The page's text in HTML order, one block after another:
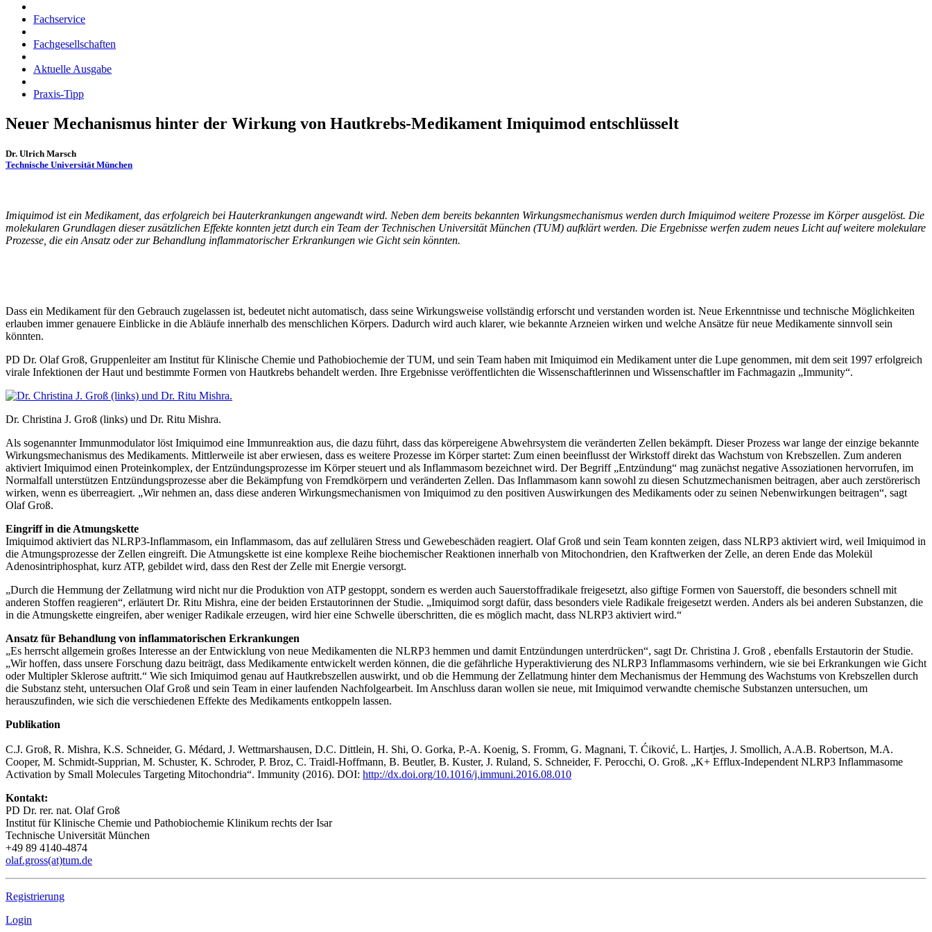
Fachservice
Fachgesellschaften
Aktuelle Ausgabe
Praxis-Tipp
Neuer Mechanismus hinter der Wirkung von Hautkrebs-Medikament Imiquimod entschlüsselt
Dr. Ulrich Marsch
Technische Universität München
Imiquimod ist ein Medikament, das erfolgreich bei Hauterkrankungen angewandt wird. Neben dem bereits bekannten Wirkungsmechanismus werden durch Imiquimod weitere Prozesse im Körper ausgelöst. Die
molekularen Grundlagen dieser zusätzlichen Effekte konnten jetzt durch ein Team der Technischen Universität München (TUM) aufklärt werden. Die Ergebnisse werfen zudem neues Licht auf weitere molekulare
Prozesse, die ein Ansatz oder zur Behandlung inflammatorischer Erkrankungen wie Gicht sein könnten.
Dass ein Medikament für den Gebrauch zugelassen ist, bedeutet nicht automatisch, dass seine Wirkungsweise vollständig erforscht und verstanden worden ist. Neue Erkenntnisse und technische Möglichkeiten
erlauben immer genauere Einblicke in die Abläufe innerhalb des menschlichen Körpers. Dadurch wird auch klarer, wie bekannte Arzneien wirken und welche Ansätze für neue Medikamente sinnvoll sein
könnten.
PD Dr. Olaf Groß, Gruppenleiter am Institut für Klinische Chemie und Pathobiochemie der TUM, und sein Team haben mit Imiquimod ein Medikament unter die Lupe genommen, mit dem seit 1997 erfolgreich
virale Infektionen der Haut und bestimmte Formen von Hautkrebs behandelt werden. Ihre Ergebnisse veröffentlichten die Wissenschaftlerinnen und Wissenschaftler im Fachmagazin „Immunity“.
Dr. Christina J. Groß (links) und Dr. Ritu Mishra.
Als sogenannter Immunmodulator löst Imiquimod eine Immunreaktion aus, die dazu führt, dass das körpereigene Abwehrsystem die veränderten Zellen bekämpft. Dieser Prozess war lange der einzige bekannte
Wirkungsmechanismus des Medikaments. Mittlerweile ist aber erwiesen, dass es weitere Prozesse im Körper startet: Zum einen beeinflusst der Wirkstoff direkt das Wachstum von Krebszellen. Zum anderen
aktiviert Imiquimod einen Proteinkomplex, der Entzündungsprozesse im Körper steuert und als Inflammasom bezeichnet wird. Der Begriff „Entzündung“ mag zunächst negative Assoziationen hervorrufen, im
Normalfall unterstützen Entzündungsprozesse aber die Bekämpfung von Fremdkörpern und veränderten Zellen. Das Inflammasom kann sowohl zu diesen Schutzmechanismen beitragen, aber auch zerstörerisch
wirken, wenn es überreagiert. „Wir nehmen an, dass diese anderen Wirkungsmechanismen von Imiquimod zu den positiven Auswirkungen des Medikaments oder zu seinen Nebenwirkungen beitragen“, sagt
Olaf Groß.
Eingriff in die Atmungskette
Imiquimod aktiviert das NLRP3-Inflammasom, ein Inflammasom, das auf zellulären Stress und Gewebeschäden reagiert. Olaf Groß und sein Team konnten zeigen, dass NLRP3 aktiviert wird, weil Imiquimod in
die Atmungsprozesse der Zellen eingreift. Die Atmungskette ist eine komplexe Reihe biochemischer Reaktionen innerhalb von Mitochondrien, den Kraftwerken der Zelle, an deren Ende das Molekül
Adenosintriphosphat, kurz ATP, gebildet wird, dass den Rest der Zelle mit Energie versorgt.
„Durch die Hemmung der Zellatmung wird nicht nur die Produktion von ATP gestoppt, sondern es werden auch Sauerstoffradikale freigesetzt, also giftige Formen von Sauerstoff, die besonders schnell mit
anderen Stoffen reagieren“, erläutert Dr. Ritu Mishra, eine der beiden Erstautorinnen der Studie. „Imiquimod sorgt dafür, dass besonders viele Radikale freigesetzt werden. Anders als bei anderen Substanzen, die
in die Atmungskette eingreifen, aber weniger Radikale erzeugen, wird hier eine Schwelle überschritten, die es möglich macht, dass NLRP3 aktiviert wird.“
Ansatz für Behandlung von inflammatorischen Erkrankungen
„Es herrscht allgemein großes Interesse an der Entwicklung von neue Medikamenten die NLRP3 hemmen und damit Entzündungen unterdrücken“, sagt Dr. Christina J. Groß , ebenfalls Erstautorin der Studie.
„Wir hoffen, dass unsere Forschung dazu beiträgt, dass Medikamente entwickelt werden können, die die gefährliche Hyperaktivierung des NLRP3 Inflammasoms verhindern, wie sie bei Erkrankungen wie Gicht
oder Multipler Sklerose auftritt.“ Wie sich Imiquimod genau auf Hautkrebszellen auswirkt, und ob die Hemmung der Zellatmung hinter dem Mechanismus der Hemmung des Wachstums von Krebszellen durch
die Substanz steht, untersuchen Olaf Groß und sein Team in einer laufenden Nachfolgearbeit. Im Anschluss daran wollen sie neue, mit Imiquimod verwandte chemische Substanzen untersuchen, um
herauszufinden, wie sich die verschiedenen Effekte des Medikaments entkoppeln lassen.
Publikation
C.J. Groß, R. Mishra, K.S. Schneider, G. Médard, J. Wettmarshausen, D.C. Dittlein, H. Shi, O. Gorka, P.-A. Koenig, S. Fromm, G. Magnani, T. Ćiković, L. Hartjes, J. Smollich, A.A.B. Robertson, M.A.
Cooper, M. Schmidt-Supprian, M. Schuster, K. Schroder, P. Broz, C. Traidl-Hoffmann, B. Beutler, B. Kuster, J. Ruland, S. Schneider, F. Perocchi, O. Groß. „K+ Efflux-Independent NLRP3 Inflammasome
Activation by Small Molecules Targeting Mitochondria“. Immunity (2016). DOI: http://dx.doi.org/10.1016/j.immuni.2016.08.010
Kontakt:
PD Dr. rer. nat. Olaf Groß
Institut für Klinische Chemie und Pathobiochemie Klinikum rechts der Isar
Technische Universität München
+49 89 4140-4874
olaf.gross(at)tum.de
Registrierung
Login